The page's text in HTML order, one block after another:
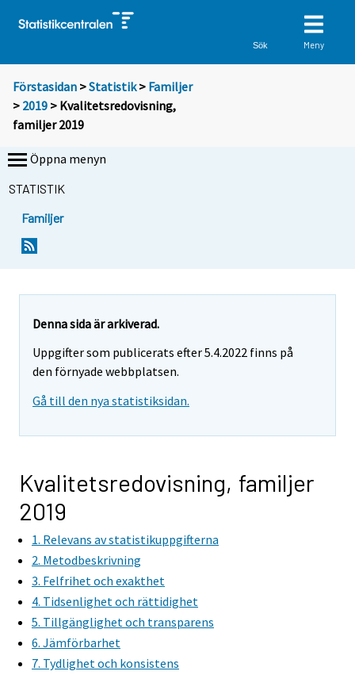
Sök Meny
Förstasidan >Statistik > Familjer
> 2019 > Kvalitetsredovisning,
familjer 2019
Öppna menyn
STATISTIK
Familjer
Denna sida är arkiverad.
Uppgifter som publicerats efter 5.4.2022 finns på
den förnyade webbplatsen.
Gå till den nya statistiksidan.
Kvalitetsredovisning, familjer
2019
1. Relevans av statistikuppgifterna
2. Metodbeskrivning
3. Felfrihet och exakthet
4. Tidsenlighet och rättidighet
5. Tillgänglighet och transparens
6. Jämförbarhet
7. Tydlighet och konsistens